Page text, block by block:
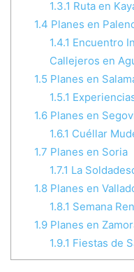
1.3.1 Ruta en
1.4 Planes en
1.4.1 Encuentro
Callejeros en
1.5 Planes en
1.5.1
1.6Planes en
1.6.1 Cuéllar
1.7 Planes en Soria
1.7.1 La
1.8Planes en
1.8.1 Semana
1.9Planes en
1.9.1 Fiestas de